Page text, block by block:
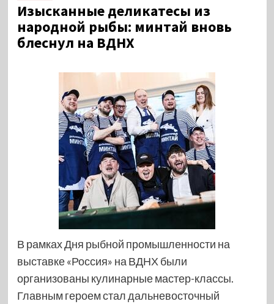
Изысканные деликатесы из
народной рыбы: минтай вновь
блеснул на ВДНХ
В рамках Дня рыбной промышленности на
выставке «Россия» на ВДНХ были
организованы кулинарные мастер-классы.
Главным героем стал дальневосточный